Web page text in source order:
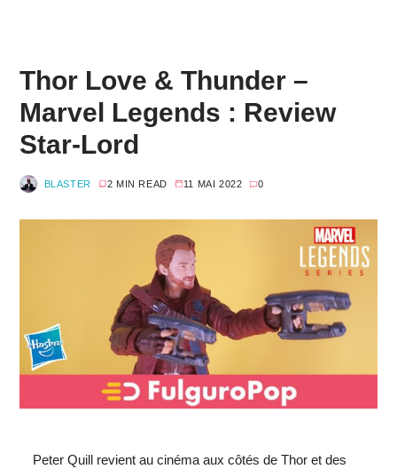
Thor Love & Thunder –
Marvel Legends : Review
Star-Lord
BLASTER 2 MIN READ 11 MAI 2022 0
Peter Quill revient au cinéma aux côtés de Thor et des